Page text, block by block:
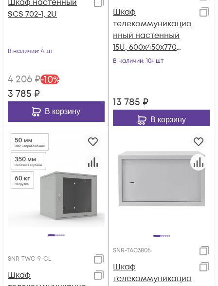
Шкаф настенный
SCS 702-1, 2U
В наличии: 4 шт
4 206 ₽-10%
3 785 ₽
В корзину
Шкаф
телекоммуникацио
нный настенный
15U, 600х450х770
(ШхГхВ)
В наличии: 10+ шт
13 785 ₽
В корзину
SNR-TWC-9-GL
Шкаф
SNR-TAC3806
Шкаф
телекоммуникацио